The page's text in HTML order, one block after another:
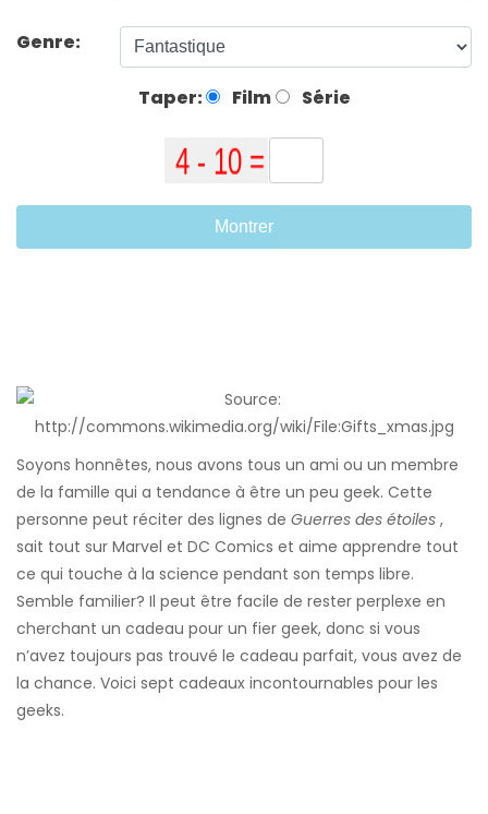
Genre:
Taper: Film Série
Montrer
Soyons honnêtes, nous avons tous un ami ou un membre
de la famille qui a tendance à être un peu geek. Cette
personne peut réciter des lignes de Guerres des étoiles ,
sait tout sur Marvel et DC Comics et aime apprendre tout
ce qui touche à la science pendant son temps libre.
Semble familier? Il peut être facile de rester perplexe en
cherchant un cadeau pour un fier geek, donc si vous
n’avez toujours pas trouvé le cadeau parfait, vous avez de
la chance. Voici sept cadeaux incontournables pour les
geeks.